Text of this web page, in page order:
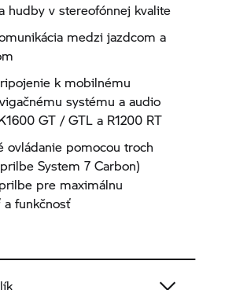
hudby v stereofónnej kvalite
medzi jazdcom a
k mobilnému
systému a audio
GT / GTL a R1200 RT
ovládanie pomocou troch
prilbeSystem 7 Carbon)
pre maximálnu
a funkčnosť